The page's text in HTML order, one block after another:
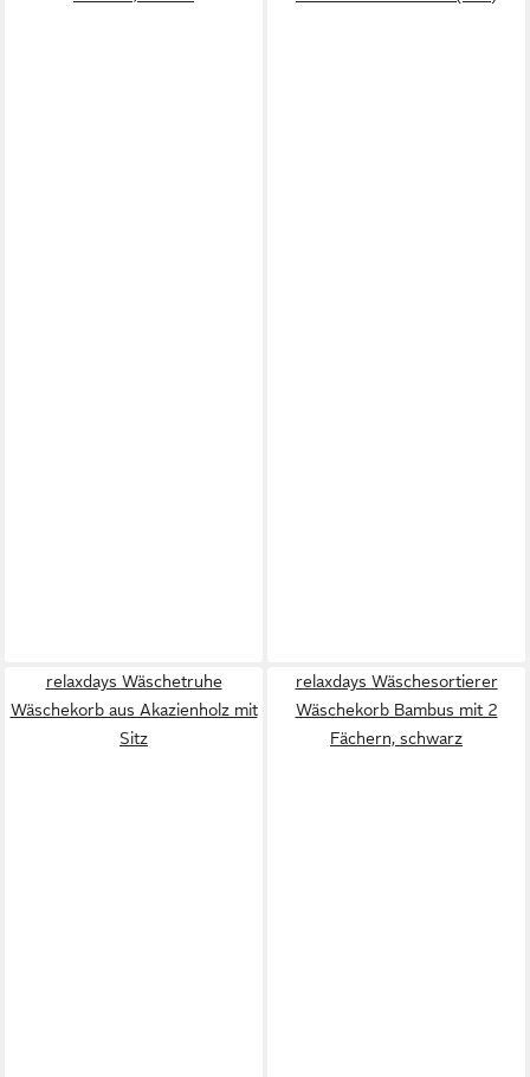
relaxdays Wäschetruhe
Wäschekorb aus Akazienholz mit
Sitz
relaxdays Wäschesortierer
Wäschekorb Bambus mit 2
Fächern, schwarz